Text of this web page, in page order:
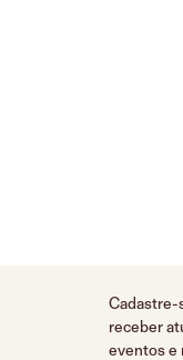
Cadastre-
receber
eventos e